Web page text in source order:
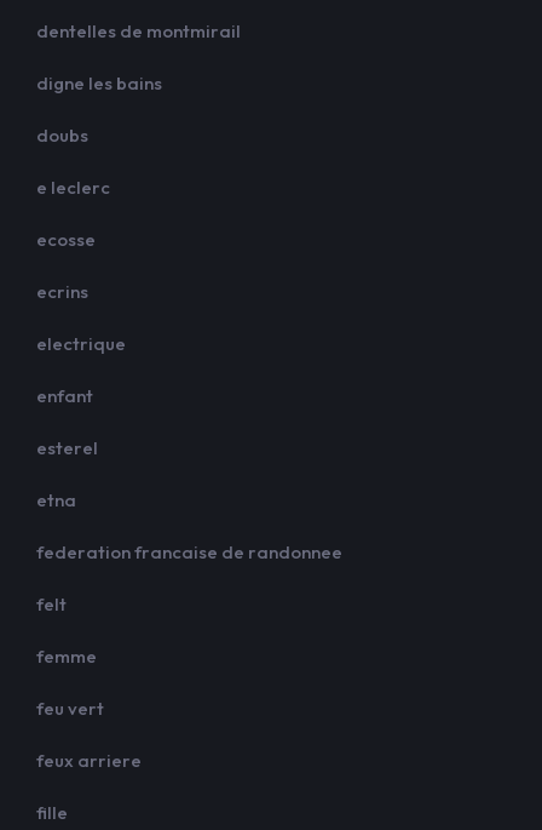
dentelles de montmirail
digne les bains
doubs
e leclerc
ecosse
ecrins
electrique
enfant
esterel
etna
federation francaise de randonnee
felt
femme
feu vert
feux arriere
fille